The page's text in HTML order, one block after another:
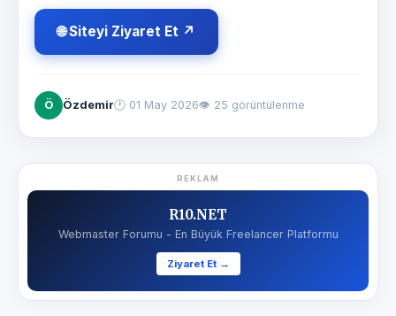
🌐 Siteyi Ziyaret Et ↗
Ö Özdemir🕐 01 May 2026👁 25 görüntülenme
REKLAM
R10.NET
Webmaster Forumu - En Büyük Freelancer Platformu
Ziyaret Et →